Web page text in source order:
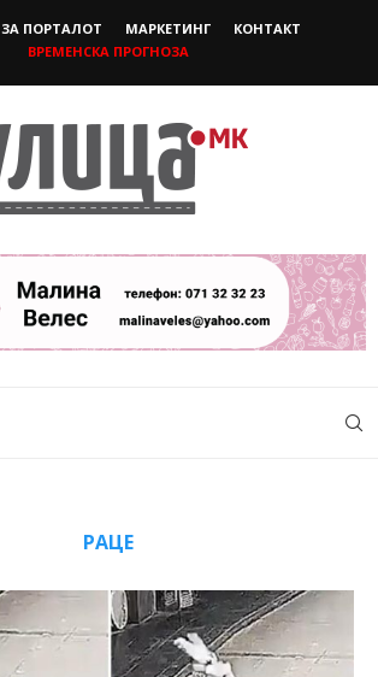
ЗА ПОРТАЛОТ МАРКЕТИНГ
КОНТАКТ
ВРЕМЕНСКА ПРОГНОЗА
РАЦЕ